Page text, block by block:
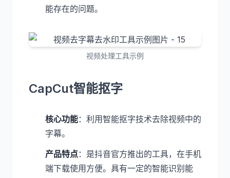
能存在的问题。
视频处理工具示例
CapCut智能抠字
核心功能：利用智能抠字技术去除视频中的
字幕。
产品特点：是抖音官方推出的工具，在手机
端下载使用方便。具有一定的智能识别能